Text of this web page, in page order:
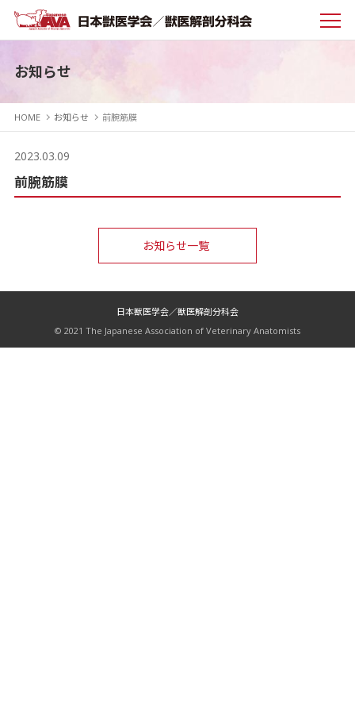
お知らせ
HOME お知らせ 前腕筋膜
2023.03.09
前腕筋膜
お知らせ一覧
日本獣医学会／獣医解剖分科会
© 2021 The Japanese Association of Veterinary Anatomists